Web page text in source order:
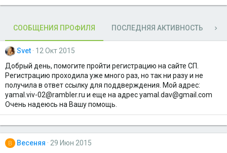
СООБЩЕНИЯ ПРОФИЛЯ ПОСЛЕДНЯЯ АКТИВНОСТЬ
Svet
12 Окт 2015
Добрый день, помогите пройти регистрацию на сайте СП.
Регистрацию проходила уже много раз, но так ни разу и не
получила в ответ ссылку для поддверждения. Мой адрес:
yamal.viv-02@rambler.ru и еще на адрес yamal.dav@gmail.com
Очень надеюсь на Вашу помощь.
В Весеняя
29 Июн 2015